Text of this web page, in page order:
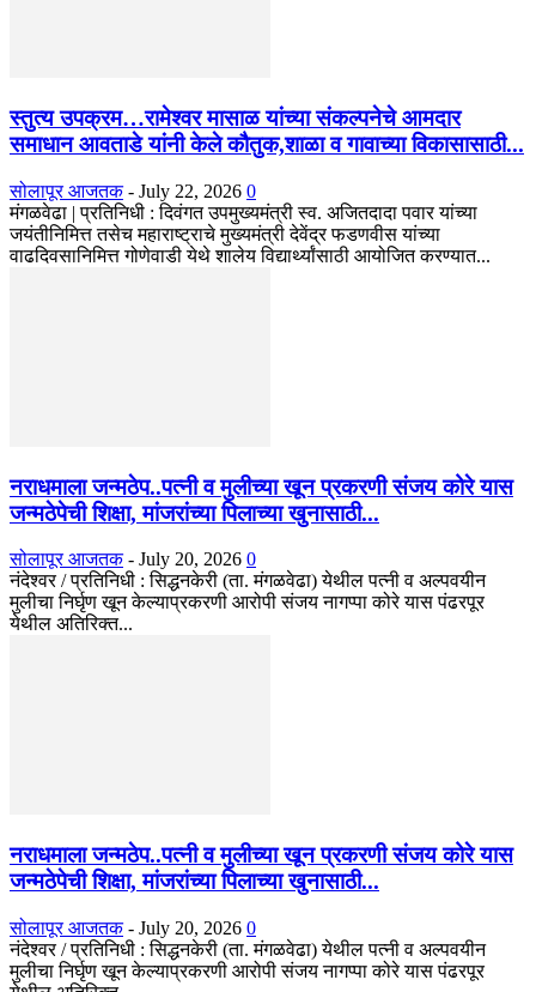
स्तुत्य उपक्रम…रामेश्वर मासाळ यांच्या संकल्पनेचे आमदार
समाधान आवताडे यांनी केले कौतुक,शाळा व गावाच्या विकासासाठी...
सोलापूर आजतक - July 22, 2026 0
मंगळवेढा | प्रतिनिधी : दिवंगत उपमुख्यमंत्री स्व. अजितदादा पवार यांच्या
जयंतीनिमित्त तसेच महाराष्ट्राचे मुख्यमंत्री देवेंद्र फडणवीस यांच्या
वाढदिवसानिमित्त गोणेवाडी येथे शालेय विद्यार्थ्यांसाठी आयोजित करण्यात...
नराधमाला जन्मठेप..पत्नी व मुलीच्या खून प्रकरणी संजय कोरे यास
जन्मठेपेची शिक्षा, मांजरांच्या पिलाच्या खुनासाठी...
सोलापूर आजतक - July 20, 2026 0
नंदेश्वर / प्रतिनिधी : सिद्धनकेरी (ता. मंगळवेढा) येथील पत्नी व अल्पवयीन
मुलीचा निर्घृण खून केल्याप्रकरणी आरोपी संजय नागप्पा कोरे यास पंढरपूर
येथील अतिरिक्त...
नराधमाला जन्मठेप..पत्नी व मुलीच्या खून प्रकरणी संजय कोरे यास
जन्मठेपेची शिक्षा, मांजरांच्या पिलाच्या खुनासाठी...
सोलापूर आजतक - July 20, 2026 0
नंदेश्वर / प्रतिनिधी : सिद्धनकेरी (ता. मंगळवेढा) येथील पत्नी व अल्पवयीन
मुलीचा निर्घृण खून केल्याप्रकरणी आरोपी संजय नागप्पा कोरे यास पंढरपूर